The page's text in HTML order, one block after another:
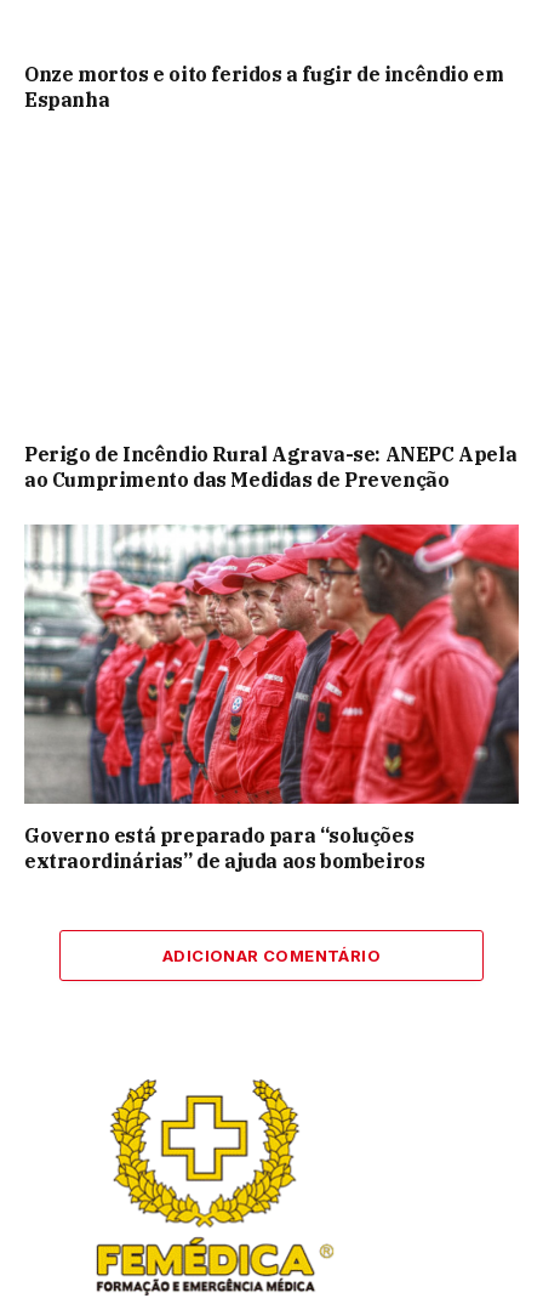
Onze mortos e oito feridos a fugir de incêndio em
Espanha
Perigo de Incêndio Rural Agrava-se: ANEPC Apela
ao Cumprimento das Medidas de Prevenção
Governo está preparado para “soluções
extraordinárias” de ajuda aos bombeiros
ADICIONAR COMENTÁRIO